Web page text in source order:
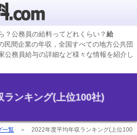
索
？公務員の給料ってどれくらい？給
民間企業の年収，全国すべての地方公共団
公務員給与の詳細など様々な情報を紹介し
ランキング(上位100社)
一覧 ＞ 2022年度平均年収ランキング(上位100